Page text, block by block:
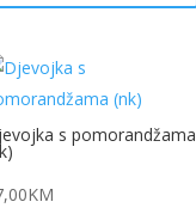
s pomorandžama
KM